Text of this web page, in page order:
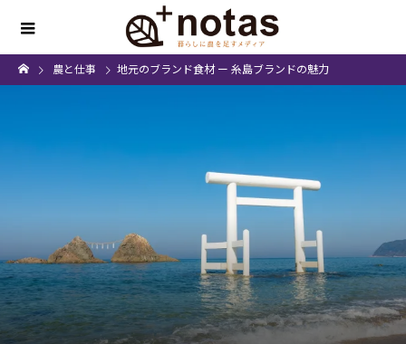
農と仕事 地元のブランド食材 ー 糸島ブランドの魅力